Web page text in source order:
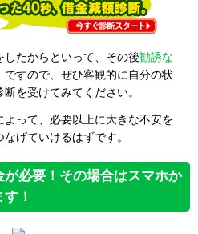
したからといって、その後勧誘な
ですので、ぜひ客観的に自分の状
を受けてみてください。
って、必要以上に大きな不安を
げていけるはずです。
必要！その場合はスマホか
！